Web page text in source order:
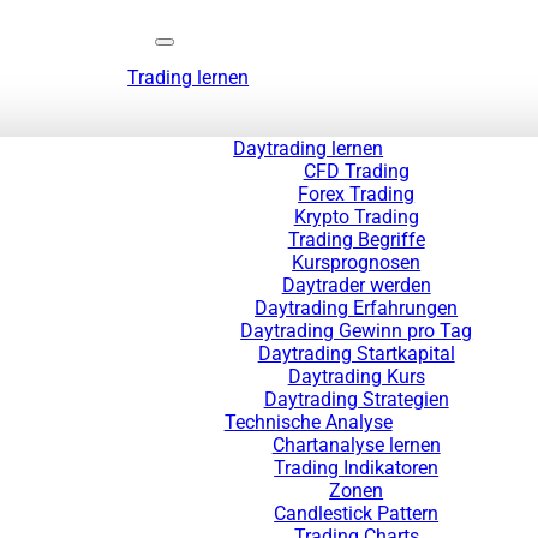
Trading lernen
Daytrading lernen
CFD Trading
Forex Trading
Krypto Trading
Trading Begriffe
Kursprognosen
Daytrader werden
Daytrading Erfahrungen
Daytrading Gewinn pro Tag
Daytrading Startkapital
Daytrading Kurs
Daytrading Strategien
Technische Analyse
Chartanalyse lernen
Trading Indikatoren
Zonen
Candlestick Pattern